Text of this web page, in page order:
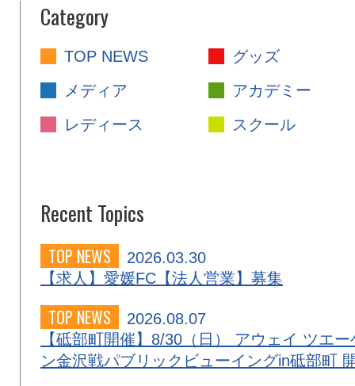
Category
TOP NEWS
グッズ
メディア
アカデミー
レディース
スクール
Recent Topics
TOP NEWS
2026.03.30
【求人】愛媛FC【法人営業】募集
TOP NEWS
2026.08.07
【砥部町開催】8/30（日） アウェイ ツエー
ン金沢戦パブリックビューイングin砥部町